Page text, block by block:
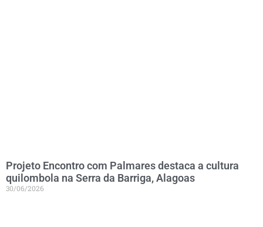
Projeto Encontro com Palmares destaca a cultura
quilombola na Serra da Barriga, Alagoas
30/06/2026